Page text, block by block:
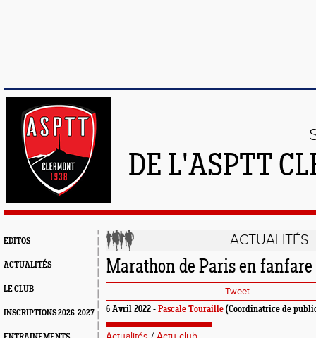
DE L'ASPTT
EDITOS
ACTUALITÉS
LE CLUB
INSCRIPTIONS 2026-2027
ACTUALITÉS
Marathon de Paris en fanfare
Tweet
6 Avril 2022 - Pascale Touraille (Coordinatrice de